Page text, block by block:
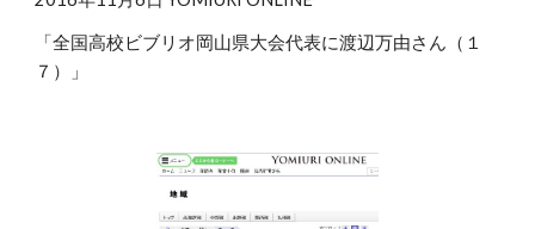
「全国高校ビブリオ岡山県大会代表に渡辺万由さん（１
７）」